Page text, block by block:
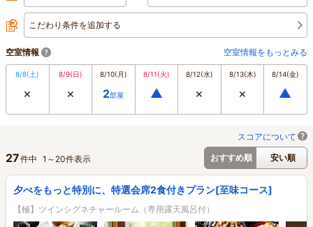
こだわり条件を追加する
空室情報 空室情報をもっとみる
8/8(土)
×
8/9(日)
×
8/10(月)
2部屋
8/11(火)
▲
8/12(水)
×
8/13(木)
×
8/14(金)
▲
スコアについて
おすすめ順
安い順
27件中 1 ～ 20件表示
夕べをもっと特別に、特選会席2食付きプラン[至味コース]
【極】ツインシグネチャールーム（専用露天風呂付）